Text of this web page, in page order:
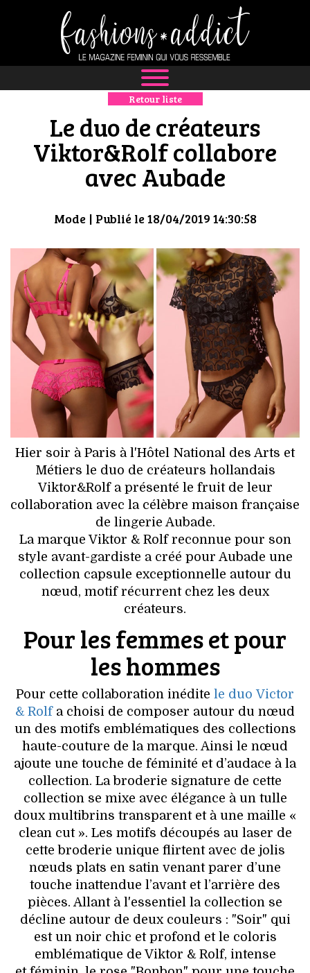
NEWS
MODE
LUXE
DÉFILÉS
BOUTIQUE
CULTURE
HIGH TECH
MAISON
AUTO
LIEUX TENDANCES
BEAUTÉ
MODE DE RUE
JEUNES CRÉATEURS
HISTOIRE DES MARQUES
DÉCO
VOYAGES & LOISIRS
Retour liste
Le duo de créateurs
Viktor&Rolf collabore
avec Aubade
Mode| Publié le 18/04/2019 14:30:58
Hier soir à Paris à l'Hôtel National des Arts et
Métiers le duo de créateurs hollandais
Viktor&Rolf a présenté le fruit de leur
collaboration avec la célèbre maison française
de lingerie Aubade.
La marque Viktor & Rolf reconnue pour son
style avant-gardiste a créé pour Aubade une
collection capsule exceptionnelle autour du
nœud, motif récurrent chez les deux
créateurs.
Pour les femmes et pour
les hommes
Pour cette collaboration inédite le duo Victor
& Rolfa choisi de composer autour du nœud
un des motifs emblématiques des collections
haute-couture de la marque. Ainsi le nœud
ajoute une touche de féminité et d’audace à la
collection. La broderie signature de cette
collection se mixe avec élégance à un tulle
doux multibrins transparent et à une maille «
clean cut ». Les motifs découpés au laser de
cette broderie unique flirtent avec de jolis
nœuds plats en satin venant parer d’une
touche inattendue l’avant et l’arrière des
pièces. Allant à l'essentiel la collection se
décline autour de deux couleurs : "Soir" qui
est un noir chic et profond et le coloris
emblématique de Viktor & Rolf, intense